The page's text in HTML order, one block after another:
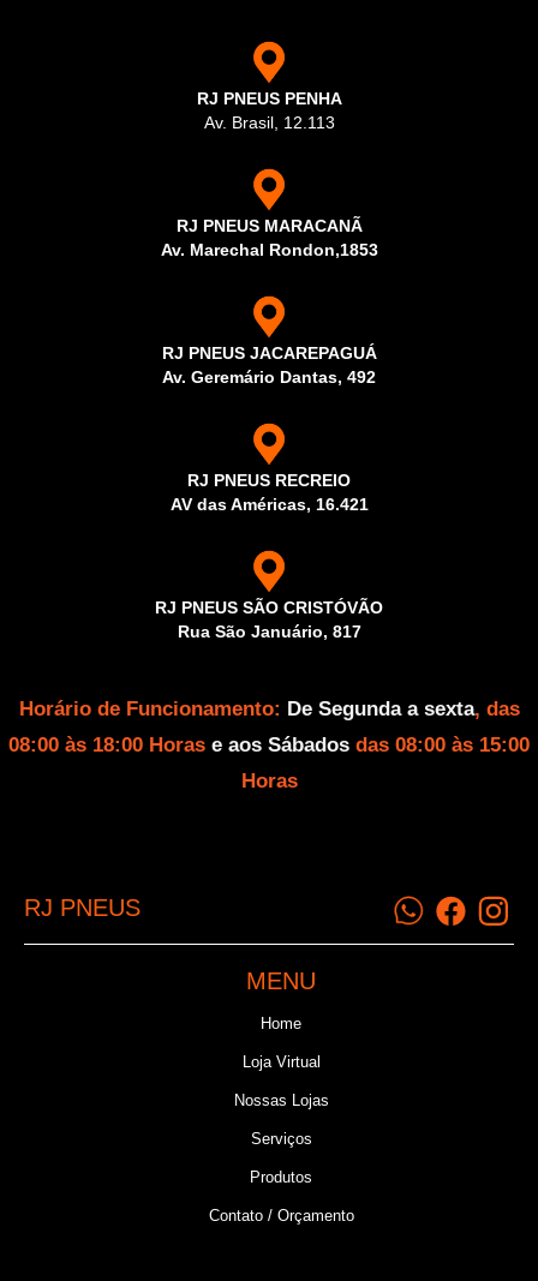
RJ PNEUS PENHA
Av. Brasil, 12.113
RJ PNEUS MARACANÃ
Av. Marechal Rondon,1853
RJ PNEUS JACAREPAGUÁ
Av. Geremário Dantas, 492
RJ PNEUS RECREIO
AV das Américas, 16.421
RJ PNEUS SÃO CRISTÓVÃO
Rua São Januário, 817
Horário de Funcionamento: De Segunda a sexta, das
08:00 às 18:00 Horas e aos Sábados das 08:00 às 15:00
Horas
RJ PNEUS
MENU
Home
Loja Virtual
Nossas Lojas
Serviços
Produtos
Contato / Orçamento